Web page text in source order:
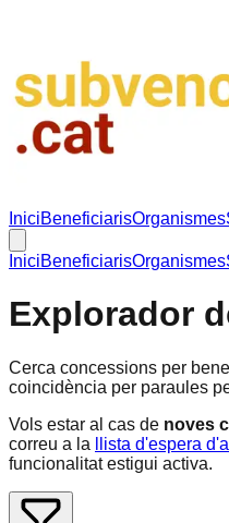
IniciBeneficiarisOrganismes
IniciBeneficiarisOrganismes
Explorador
Cerca concessions per
coincidència per paraules
Vols estar al cas de noves
correu a la
llista d'espera
funcionalitat estigui activa.